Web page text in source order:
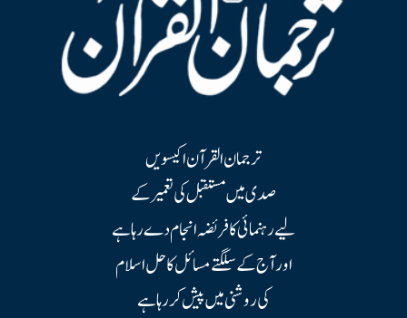
ترجمان القرآن اکیسویں
صدی میں مستقبل کی تعمیر کے
لیے رہنمائی کا فریضہ انجام دے رہا ہے
اور آج کے سلگتے مسائل کا حل اسلام
کی روشنی میں پیش کر رہا ہے